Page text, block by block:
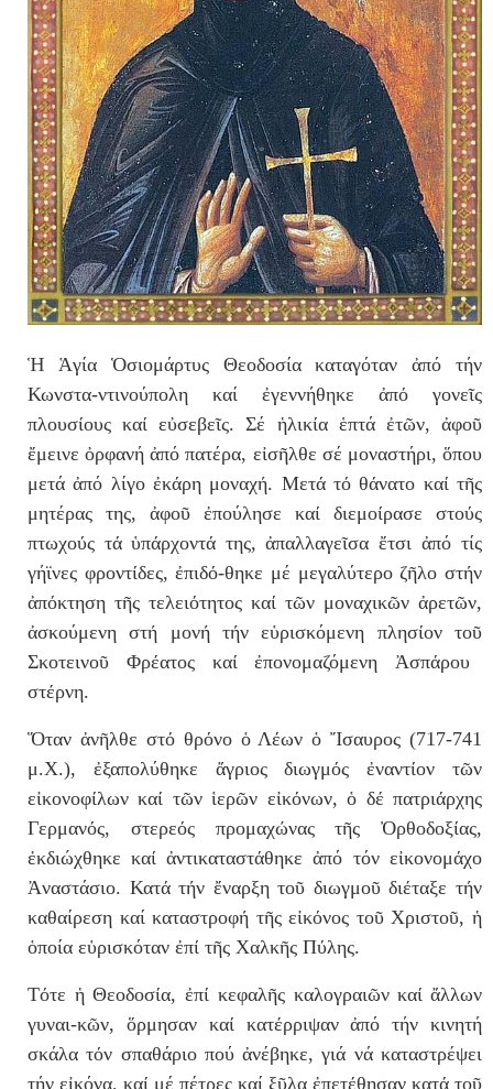
Ἡ Ἁγία Ὁσιομάρτυς Θεοδοσία καταγόταν ἀπό τήν
Κωνστα-ντινούπολη καί ἐγεννήθηκε ἀπό γονεῖς
πλουσίους καί εὐσεβεῖς. Σέ ἡλικία ἑπτά ἐτῶν, ἀφοῦ
ἔμεινε ὀρφανή ἀπό πατέρα, εἰσῆλθε σέ μοναστήρι,ὅπου
μετά ἀπό λίγο ἐκάρη μοναχή. Μετάτό θάνατο καί τῆς
μητέρας της,ἀφοῦ ἐπούλησε καί διεμοίρασε στούς
πτωχούς τά ὑπάρχοντάτης,ἀπαλλαγεῖσα ἔτσι ἀπό τίς
γήϊνες φροντίδες,ἐπιδό-θηκε μέ μεγαλύτερο ζῆλο στήν
ἀπόκτηση τῆς τελειότητος καί τῶν μοναχικῶν ἀρετῶν,
ἀσκούμενη στή μονή τήν εὑρισκόμενη πλησίον τοῦ
Σκοτεινοῦ Φρέατος καί ἐπονομαζόμενη Ἀσπάρου
στέρνη.
Ὅταν ἀνῆλθε στόθρόνο ὁΛέων ὁἼσαυρος (717-741
μ.Χ.), ἐξαπολύθηκε ἄγριος διωγμόςἐναντίον τῶν
εἰκονοφίλων καί τῶνἱερῶν εἰκόνων,ὁ δέ πατριάρχης
Γερμανός, στερεός προμαχώνας τῆς Ὀρθοδοξίας,
ἐκδιώχθηκε καί ἀντικαταστάθηκε ἀπό τόν εἰκονομάχο
Ἀναστάσιο. Κατάτήν ἔναρξη τοῦ διωγμοῦδιέταξε τήν
καθαίρεση καί καταστροφή τῆς εἰκόνος τοῦΧριστοῦ, ἡ
ὁποία εὑρισκόταν ἐπί τῆς Χαλκῆς Πύλης.
Τότε ἡ Θεοδοσία,ἐπί κεφαλῆς καλογραιῶν καί ἄλλων
γυναι-κῶν, ὅρμησαν καί κατέρριψαν ἀπό τήν κινητή
σκάλα τόν σπαθάριο πού ἀνέβηκε, γιά νά καταστρέψει
τήν εἰκόνα, καί μέ πέτρες καί ξῦλα ἐπετέθησαν κατά τοῦ